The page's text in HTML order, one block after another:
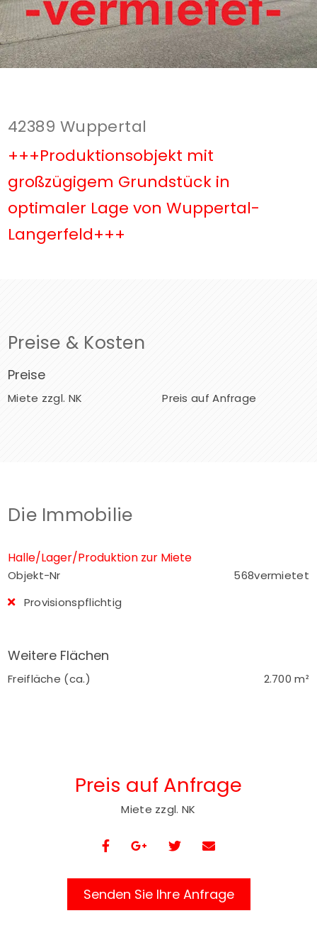
42389 Wuppertal
+++Produktionsobjekt mit
großzügigem Grundstück in
optimaler Lage von Wuppertal-
Langerfeld+++
Preise & Kosten
Preise
Miete zzgl. NK Preis auf Anfrage
Die Immobilie
Halle/Lager/Produktion zur Miete
Objekt-Nr
568vermietet
Provisionspflichtig
Weitere Flächen
Freifläche (ca.) 2.700 m²
Preis auf Anfrage
Miete zzgl. NK
Senden Sie Ihre Anfrage